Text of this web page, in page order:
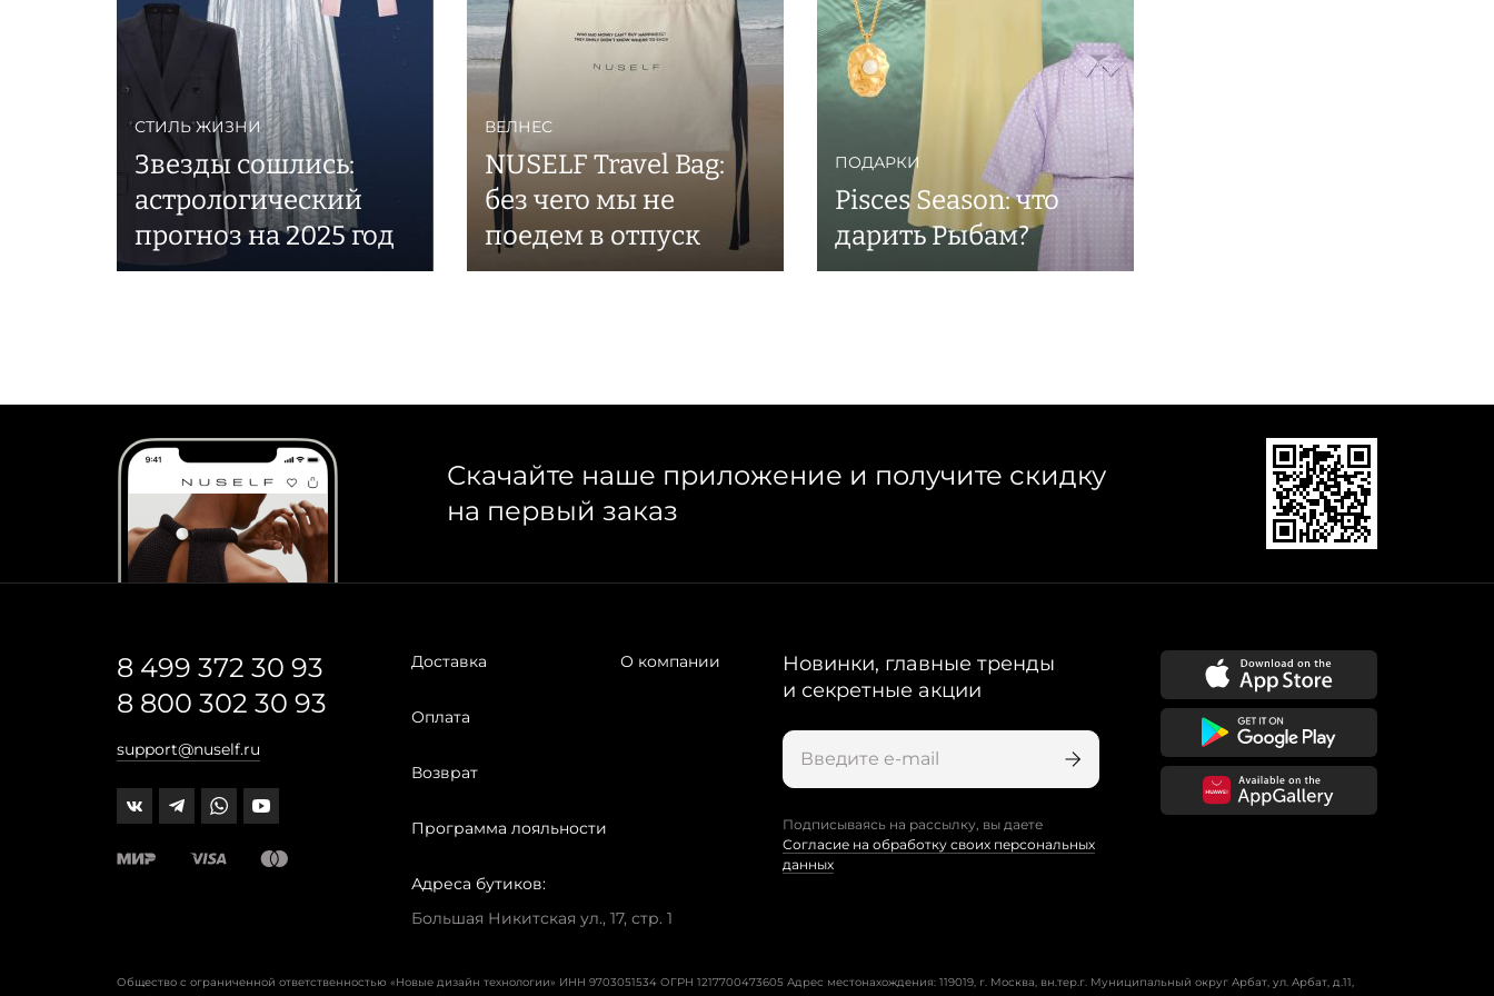
СТИЛЬ ЖИЗНИ
Звезды сошлись:
астрологический
прогноз на 2025 год
ВЕЛНЕС
NUSELF Travel Bag:
без чего мы не
поедем в отпуск
ПОДАРКИ
Pisces Season: что
дарить Рыбам?
Скачайте наше приложение и получите скидку
на первый заказ
8 499 372 30 93
8 800 302 30 93
support@nuself.ru
Доставка
Оплата
Возврат
Программа лояльности
О компании
Адреса бутиков:
Большая Никитская ул., 17, стр. 1
Новинки, главные тренды
и секретные акции
Подписываясь на рассылку, вы даете
Согласие на обработку своих персональных
данных
Общество с ограниченной ответственностью «Новые дизайн технологии» ИНН 9703051534 ОГРН 1217700473605 Адрес местонахождения: 119019, г. Москва, вн.тер.г. Муниципальный округ Арбат, ул. Арбат, д.11,